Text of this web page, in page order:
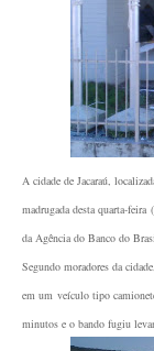
A cidade de Jacaraú,
madrugada desta quarta-
da Agência do Banco do
Segundo moradores da
em um veículo tipo
minutos e o bando fugiu